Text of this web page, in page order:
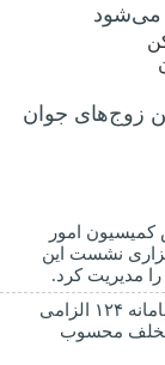
می‌شود
زوج‌های جوان
امور
نشست این
مدیریت کرد.
ثبت قیمت کالا و خدمات در سامانه ۱۲۴ الزامی
پس از ۱۵ روز تخلف محسوب